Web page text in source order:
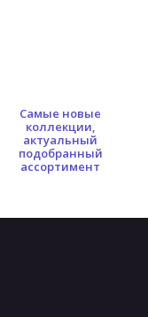
Самые новые
коллекции,
актуальный
подобранный
ассортимент